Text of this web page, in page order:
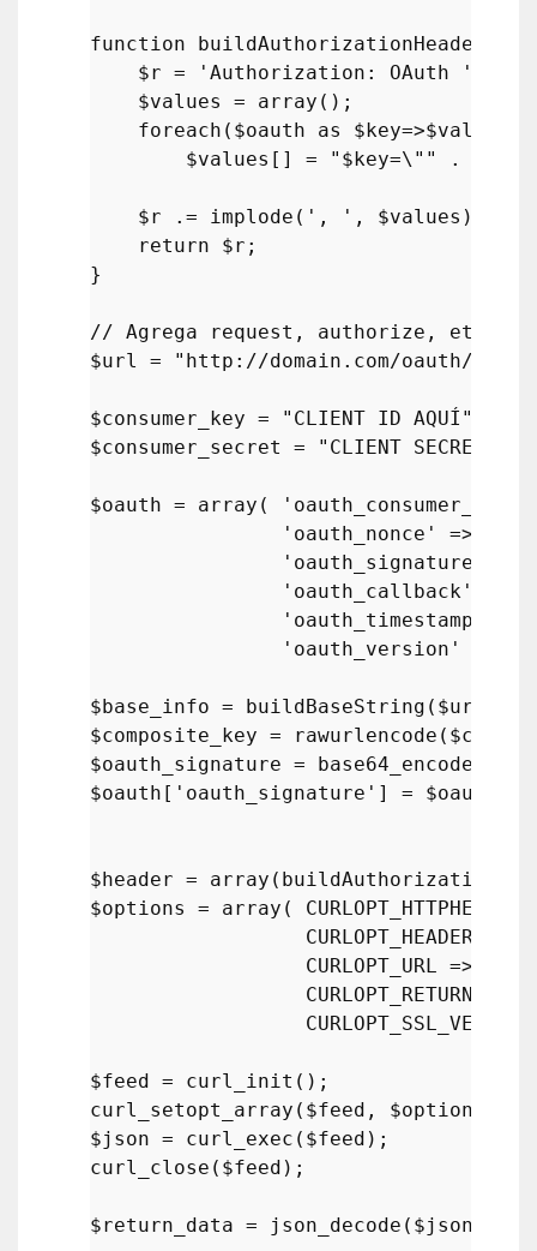
function buildAuthorizationHeader
$r = 'Authorization: OAuth '
$values
= array ();
foreach ( $oauth as $key=>$value
$values [] = " $key=\"" .
$r .= implode ( ', ' , $values );
return
$r ;
}
// Agrega request, authorize, etc al
$url
= "http://domain.com/oauth/"
$consumer_key = "CLIENT ID AQUÍ"
$consumer_secret
= "CLIENT SECRET
$oauth = array ( 'oauth_consumer_key'
'oauth_nonce'
=>
'oauth_callback'
'oauth_timestamp'
'oauth_version'
$base_info = buildBaseString ( $url
$composite_key = rawurlencode (
$oauth_signature = base64_encode
$oauth [ 'oauth_signature' ] =
$header = array (
$options
= array (
                  CURLOPT_HEADER =>
                  CURLOPT_URL =>
$feed = curl_init
curl_setopt_array ( $feed , $options
$json = curl_exec ( $feed
curl_close ( $feed );
$return_data = json_decode ( $json